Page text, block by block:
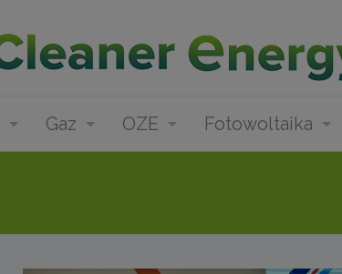
Gaz OZE Fotowoltaika